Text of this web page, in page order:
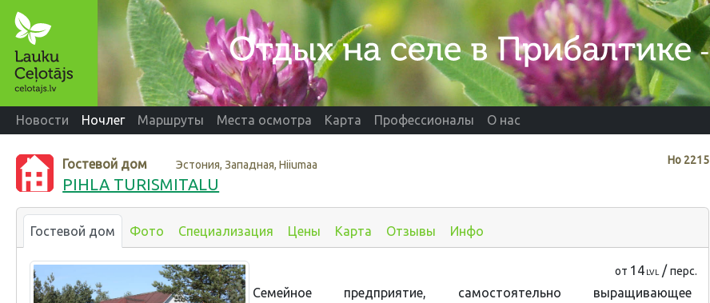
Новости Ночлег Маршруты Места осмотра Карта Профессионалы О нас
Нo 2215
Гостевой дом Эстония, Западная, Hiiumaa
PIHLA TURISMITALU
Гостевой дом Фото Специализация Цены Карта Отзывы Инфо
от 14LVL /перс.
Семейное предприятие, самостоятельно выращивающее